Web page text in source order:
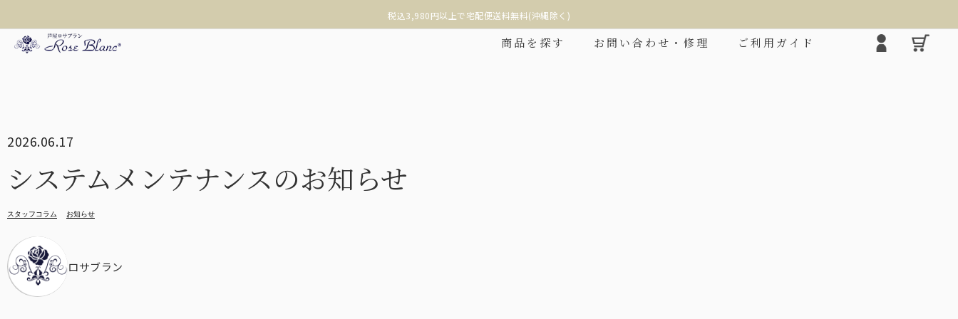
税込3,980円以上で宅配便送料無料(沖縄除く)
商品を探す お問い合わせ・修理 ご利用ガイド
長傘
遮光帽子
アームカバー/手袋
2026.06.17
システムメンテナンスのお知らせ
スタッフコラム お知らせ
ロサブラン